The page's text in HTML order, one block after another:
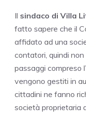
Il sindaco di Villa
fatto sapere che il
affidato ad una
contatori, quindi
passaggi compreso
vengono gestiti in
cittadini ne fanno
società proprietaria